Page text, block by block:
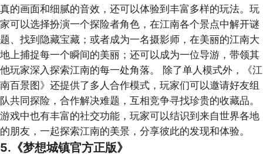
真的画面和细腻的音效，还可以体验到丰富多样的玩法。玩
家可以选择扮演一个探险者角色，在江南各个景点中解开谜
题、找到隐藏宝藏；或者成为一名摄影师，在美丽的江南大
地上捕捉每一个瞬间的美丽；还可以成为一位导游，带领其
他玩家深入探索江南的每一处角落。 除了单人模式外，《江
南百景图》还提供了多人合作模式，玩家们可以邀请好友组
队共同探险，合作解决难题，互相竞争寻找珍贵的收藏品。
游戏中也有丰富的社交功能，玩家可以结识到来自世界各地
的朋友，一起探索江南的美景，分享彼此的发现和体验。
5.《梦想城镇官方正版》